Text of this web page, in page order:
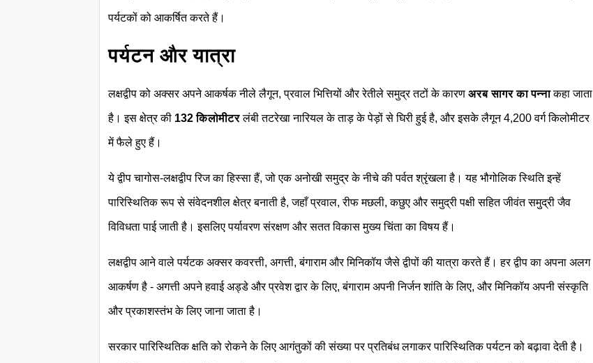
पर्यटकों को आकर्षित करते हैं।
पर्यटन और यात्रा
लक्षद्वीप को अक्सर अपने आकर्षक नीले लैगून, प्रवाल भित्तियों और रेतीले समुद्र तटों के कारण अरब सागर का पन्नाकहा जाता
है। इस क्षेत्र की 132 किलोमीटरलंबी तटरेखा नारियल के ताड़ के पेड़ों से घिरी हुई है, और इसके लैगून 4,200 वर्ग किलोमीटर
में फैले हुए हैं।
ये द्वीप चागोस-लक्षद्वीप रिज का हिस्सा हैं, जो एक अनोखी समुद्र के नीचे की पर्वत श्रृंखला है। यह भौगोलिक स्थिति इन्हें
पारिस्थितिक रूप से संवेदनशील क्षेत्र बनाती है, जहाँ प्रवाल, रीफ मछली, कछुए और समुद्री पक्षी सहित जीवंत समुद्री जैव
विविधता पाई जाती है। इसलिए पर्यावरण संरक्षण और सतत विकास मुख्य चिंता का विषय हैं।
लक्षद्वीप आने वाले पर्यटक अक्सर कवरत्ती, अगत्ती, बंगाराम और मिनिकॉय जैसे द्वीपों की यात्रा करते हैं। हर द्वीप का अपना अलग
आकर्षण है - अगत्ती अपने हवाई अड्डे और प्रवेश द्वार के लिए, बंगाराम अपनी निर्जन शांति के लिए, और मिनिकॉय अपनी संस्कृति
और प्रकाशस्तंभ के लिए जाना जाता है।
सरकार पारिस्थितिक क्षति को रोकने के लिए आगंतुकों की संख्या पर प्रतिबंध लगाकर पारिस्थितिक पर्यटन को बढ़ावा देती है।